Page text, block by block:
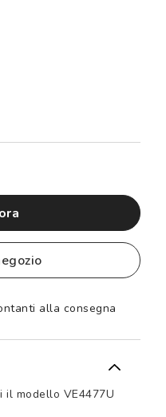
senza spesa minima
modello VE4477U